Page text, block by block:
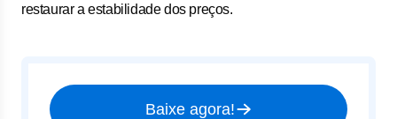
restaurar a estabilidade dos preços.
Baixe agora!